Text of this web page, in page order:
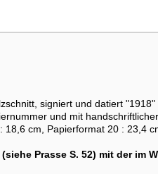
signiert und datiert
und mit
cm, Papierformat 20 : 23,4
Prasse S. 52) mit der im